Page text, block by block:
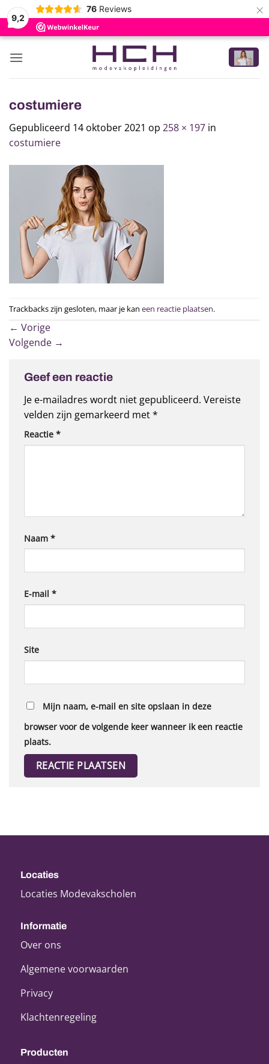
9,2
76 Reviews ×
Ga
naar
costumiere
Gepubliceerd 14 oktober 2021 op 258 × 197 in
costumiere
Trackbacks zijn gesloten, maar je kan een reactie plaatsen.
← Vorige
Volgende →
Geef een reactie
Je e-mailadres wordt niet gepubliceerd. Vereiste
velden zijn gemarkeerd met*
Reactie *
Naam *
E-mail *
Site
Mijn naam, e-mail en site opslaan in deze
browser voor de volgende keer wanneer ik een reactie
plaats.
Locaties
Locaties Modevakscholen
Informatie
Over ons
Algemene voorwaarden
Privacy
Klachtenregeling
Producten